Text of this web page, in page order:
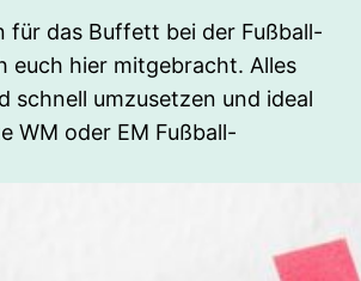
für das Buffett bei der Fußball-
euch hier mitgebracht. Alles
schnell umzusetzen und ideal
WM oder EM Fußball-